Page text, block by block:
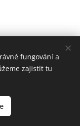
p.s.
fungování a
zajistit tu